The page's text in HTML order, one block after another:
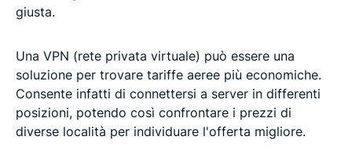
giusta.
Una VPN (rete privata virtuale) può essere una
soluzione per trovare tariffe aeree più economiche.
Consente infatti di connettersi a server in differenti
posizioni, potendo così confrontare i prezzi di
diverse località per individuare l'offerta migliore.